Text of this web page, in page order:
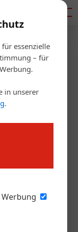
essenzielle
– für
in unserer
.
neues
Der neue
eröffnet und